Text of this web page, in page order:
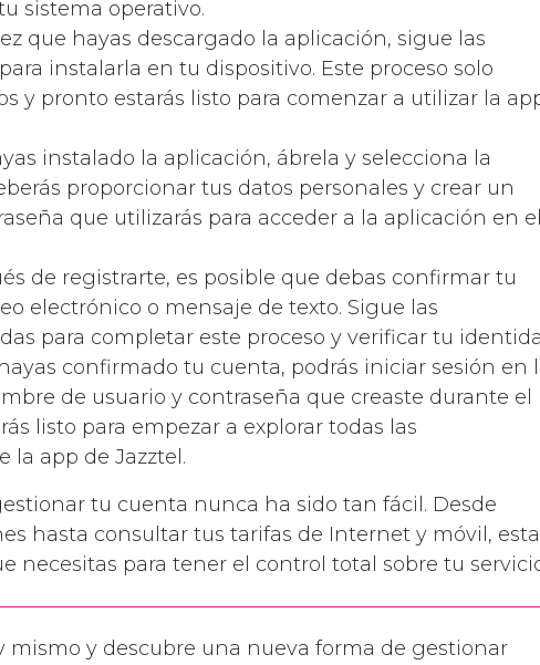
sistema operativo.
que hayas descargado la aplicación, sigue las
instalarla en tu dispositivo. Este proceso solo
y pronto estarás listo para comenzar a utilizar la
instalado la aplicación, ábrela y selecciona la
proporcionar tus datos personales y crear un
que utilizarás para acceder a la aplicación en
de registrarte, es posible que debas confirmar tu
electrónico o mensaje de texto. Sigue las
para completar este proceso y verificar tu
confirmado tu cuenta, podrás iniciar sesión en
de usuario y contraseña que creaste durante el
listo para empezar a explorar todas las
la app de Jazztel.
tu cuenta nunca ha sido tan fácil. Desde
hasta consultar tus tarifas de Internet y móvil, esta
necesitas para tener el control total sobre tu
mismo y descubre una nueva forma de gestionar